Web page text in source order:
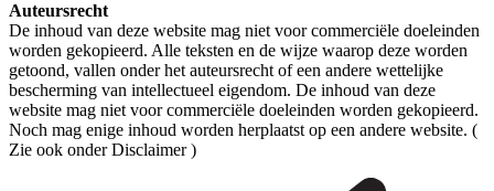
Auteursrecht
De inhoud van deze website mag niet voor commerciële doeleinden
worden gekopieerd. Alle teksten en de wijze waarop deze worden
getoond, vallen onder het auteursrecht of een andere wettelijke
bescherming van intellectueel eigendom. De inhoud van deze
website mag niet voor commerciële doeleinden worden gekopieerd.
Noch mag enige inhoud worden herplaatst op een andere website. (
Zie ook onder Disclaimer )